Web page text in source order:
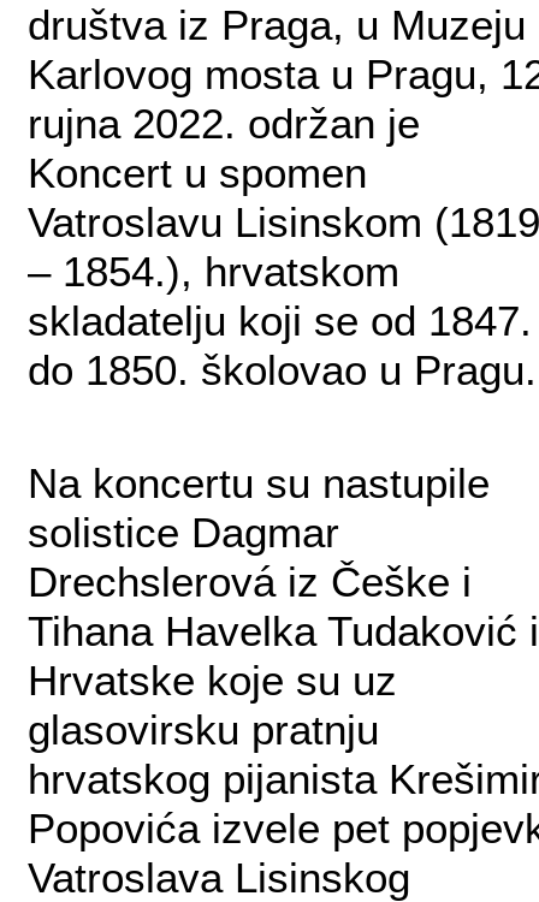
društva iz Praga, u Muzeju
Karlovog mosta u Pragu,
rujna 2022. održan je
Koncert u spomen
Vatroslavu Lisinskom
– 1854.), hrvatskom
skladatelju koji se od 1847.
do 1850. školovao u Pragu.
Na koncertu su nastupile
solistice Dagmar
Drechslerová iz Češke i
Tihana Havelka Tudaković
Hrvatske koje su uz
glasovirsku pratnju
hrvatskog pijanista
Popovića izvele pet
Vatroslava Lisinskog